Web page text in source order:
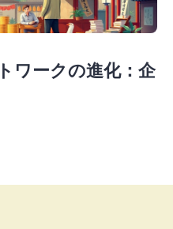
ワークの進化：企